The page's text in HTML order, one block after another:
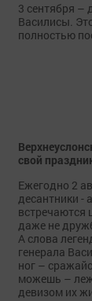
3 сентября –
Василисы.
полностью
свой
Ежегодно 2
десантники -
встречаются
даже не
А слова
генерала
ног –
можешь –
девизом их